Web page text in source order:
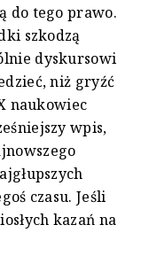
do tego prawo.
szkodzą
dyskursowi
niż gryźć
naukowiec
wpis,
czasu. Jeśli
kazań na